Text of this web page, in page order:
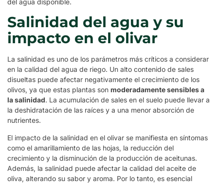
del agua disponible.
Salinidad del agua y su
impacto en el olivar
La salinidad es uno de los parámetros más críticos a considerar
en la calidad del agua de riego. Un alto contenido de sales
disueltas puede afectar negativamente el crecimiento de los
olivos, ya que estas plantas son moderadamente sensibles a
la salinidad. La acumulación de sales en el suelo puede llevar a
la deshidratación de las raíces y a una menor absorción de
nutrientes.
El impacto de la salinidad en el olivar se manifiesta en síntomas
como el amarillamiento de las hojas, la reducción del
crecimiento y la disminución de la producción de aceitunas.
Además, la salinidad puede afectar la calidad del aceite de
oliva, alterando su sabor y aroma. Por lo tanto, es esencial